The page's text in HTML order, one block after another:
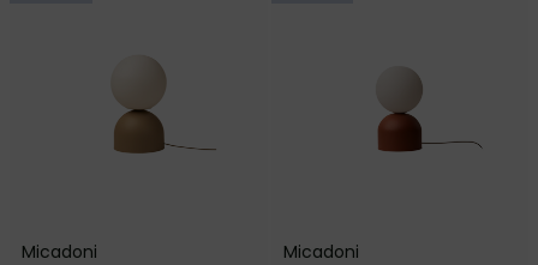
Micadoni
Micadoni